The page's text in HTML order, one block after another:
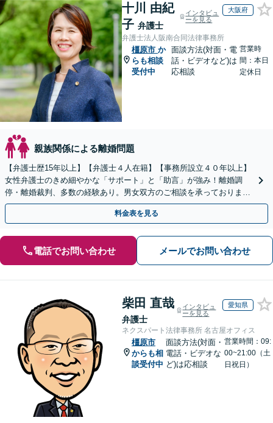
十川 由紀
子 弁護士
インタビュ
ーを見る
大阪府
弁護士法人阪南合同法律事務所
橿原市 か
らも相談
受付中
面談方法(対面・電
話・ビデオなど)は
応相談
営業時
間：本日
定休日
親族関係による離婚問題
【弁護士歴15年以上】【弁護士４人在籍】【事務所設立４０年以上】
女性弁護士のきめ細やかな「サポート」と「助言」が強み！離婚調
停・離婚裁判、多数の経験あり。男女双方のご相談を承っております
【お子さま連れのご相談OK】【南海岸和田駅徒歩3分】
料金表を見る
電話でお問い合わせ メールでお問い合わせ
柴田 直哉
弁護士
インタビュ
ーを見る
愛知県
ネクスパート法律事務所 名古屋オフィス
橿原市
からも相
談受付中
面談方法(対面・
電話・ビデオな
ど)は応相談
営業時間：09:
00~21:00（土
日祝日）